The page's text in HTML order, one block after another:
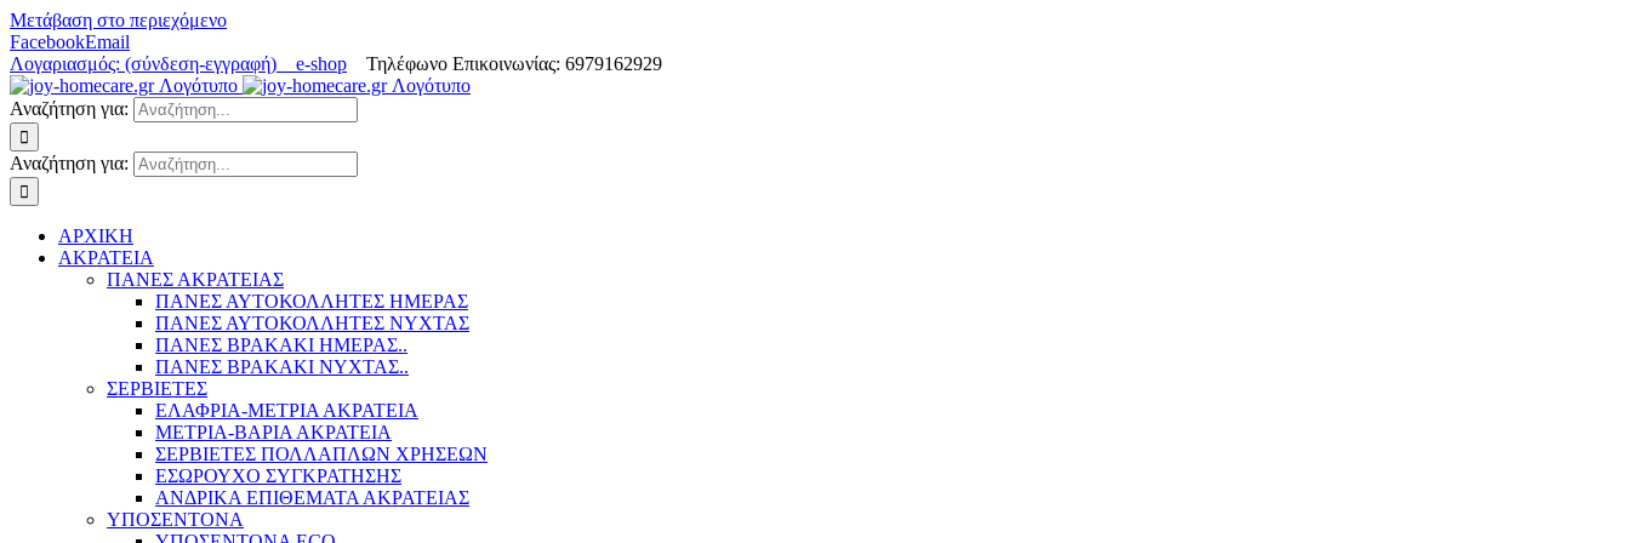
Μετάβαση στο περιεχόμενο
FacebookEmail
Λογαριασμός: (σύνδεση-εγγραφή) e-shop Τηλέφωνο Επικοινωνίας: 6979162929
Αναζήτηση για:
Αναζήτηση για:
ΑΡΧΙΚΗ
ΑΚΡΑΤΕΙΑ
ΠΑΝΕΣ ΑΚΡΑΤΕΙΑΣ
ΠΑΝΕΣ ΑΥΤΟΚΟΛΛΗΤΕΣ ΗΜΕΡΑΣ
ΠΑΝΕΣ ΑΥΤΟΚΟΛΛΗΤΕΣ ΝΥΧΤΑΣ
ΠΑΝΕΣ ΒΡΑΚΑΚΙ ΗΜΕΡΑΣ..
ΠΑΝΕΣ ΒΡΑΚΑΚΙ ΝΥΧΤΑΣ..
ΣΕΡΒΙΕΤΕΣ
ΕΛΑΦΡΙΑ-ΜΕΤΡΙΑ ΑΚΡΑΤΕΙΑ
ΜΕΤΡΙΑ-ΒΑΡΙΑ ΑΚΡΑΤΕΙΑ
ΣΕΡΒΙΕΤΕΣ ΠΟΛΛΑΠΛΩΝ ΧΡΗΣΕΩΝ
ΕΣΩΡΟΥΧΟ ΣΥΓΚΡΑΤΗΣΗΣ
ΑΝΔΡΙΚΑ ΕΠΙΘΕΜΑΤΑ ΑΚΡΑΤΕΙΑΣ
ΥΠΟΣΕΝΤΟΝΑ